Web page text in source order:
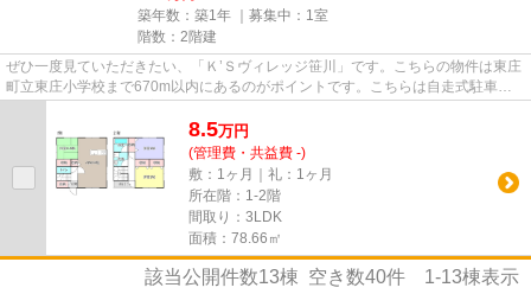
築年数：築1年 ｜募集中： 1室
階数：2階建
ぜひ一度見ていただきたい、「Ｋ’Ｓヴィレッジ笹川」です。こちらの物件は東庄
町立東庄小学校まで670m以内にあるのがポイントです。こちらは自走式駐車場
8.5万円
(管理費・共益費 -)
敷：1ヶ月｜礼：1ヶ月
所在階：1-2階
間取り：3LDK
面積：78.66㎡
該当公開件数13棟 空き数40件 1-13棟表示